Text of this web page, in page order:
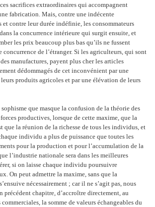
ces sacrifices extraordinaires qui accompagnent
fabrication. Mais, contre une indécente
et contre leur durée indéfinie, les consommateurs
la concurrence intérieure qui surgit ensuite, et
les prix beaucoup plus bas qu’ils ne fussent
concurrence de l’étranger. Si les agriculteurs, qui sont
manufactures, payent plus cher les articles
dédommagés de cet inconvénient par une
produits agricoles et par une élévation de leurs
que masque la confusion de la théorie des
productives, lorsque de cette maxime, que la
que la réunion de la richesse de tous les individus, et
individu a plus de puissance que toutes les
pour la production et pour l’accumulation de la
l’industrie nationale sera dans les meilleures
si on laisse chaque individu poursuivre
On peut admettre la maxime, sans que la
nécessairement ; car il ne s’agit pas, nous
précédent chapitre, d’accroître directement, au
la somme de valeurs échangeables du